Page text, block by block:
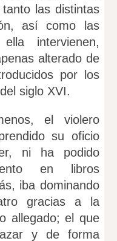
las distintas
así como las
intervienen,
alterado de
por los
siglo XVI.
el violero
su oficio
ni ha podido
en libros
iba dominando
gracias a la
allegado; el que
y de forma